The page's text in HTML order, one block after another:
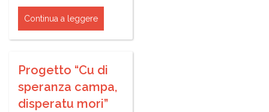
Continua a leggere
Progetto “Cu di
speranza campa,
disperatu mori”